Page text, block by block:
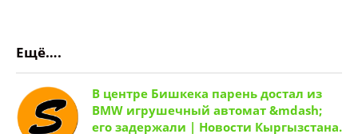
Ещё….
В центре Бишкека парень достал из
BMW игрушечный автомат &mdash;
его задержали | Новости Кыргызстана.